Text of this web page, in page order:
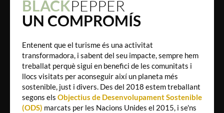
BLACKPEPPER
UN COMPROMÍS
Entenent que el turisme és una activitat
transformadora, i sabent del seu impacte, sempre hem
treballat perquè sigui en benefici de les comunitats i
llocs visitats per aconseguir així un planeta més
sostenible, just i divers. Des del 2018 estem treballant
segons els Objectius de Desenvolupament Sostenible
(ODS) marcats per les Nacions Unides el 2015, i se'ns